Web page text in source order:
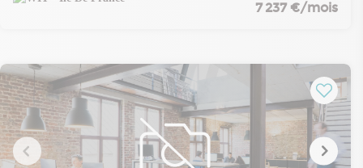
Proche des commodités et des axes suivants :
16 km des Portes de Paris (via A1 ou A3)
3 km de l'aéroport Paris-Le Bourget
13 km de l'aéroport Roissy CDG
35 km de l'aéroport Paris-Orly
Pour plus d'informations ou pour organiser une visite,
7 237 €/mois